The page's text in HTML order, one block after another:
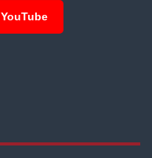
YouTube